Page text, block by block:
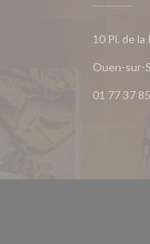
10 Pl. de
Ouen-sur-
01 77 37